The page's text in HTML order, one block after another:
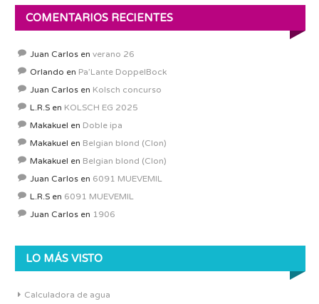
COMENTARIOS RECIENTES
Juan Carlos en verano 26
Orlando en Pa’Lante DoppelBock
Juan Carlos en Kolsch concurso
L.R.S en KOLSCH EG 2025
Makakuel en Doble ipa
Makakuel en Belgian blond (Clon)
Makakuel en Belgian blond (Clon)
Juan Carlos en 6091 MUEVEMIL
L.R.S en 6091 MUEVEMIL
Juan Carlos en 1906
LO MÁS VISTO
Calculadora de agua